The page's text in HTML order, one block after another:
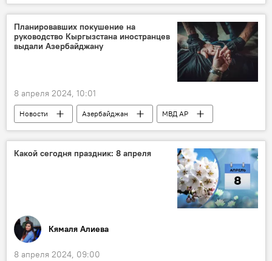
встреча Армения-ЕС-США
Азербайджан
Армения
Граница
Напряженность
политолог Ильяс Гусейнов
политолог, преподаватель кафедры международных экономических отношений РУДН Фархад Ибрагимов
Планировавших покушение на
руководство Кыргызстана иностранцев
выдали Азербайджану
8 апреля 2024, 10:01
Новости Азербайджан
МВД АР
Кыргызстан
преступная группировка
Задержание
Выдача
Бишкек
Государственный комитет национальной безопасности Кыргызстана
транснациональная организованная преступность
Какой сегодня праздник: 8 апреля
Кямаля Алиева
8 апреля 2024, 09:00